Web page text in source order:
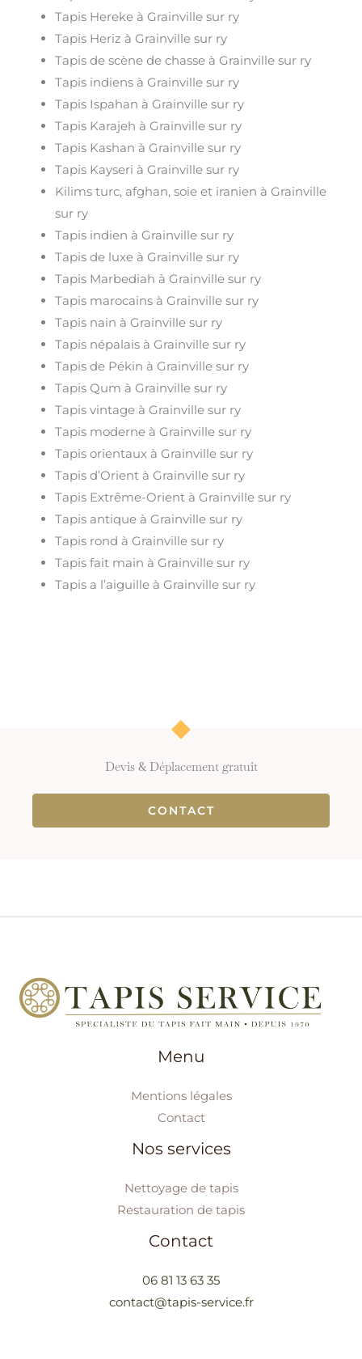
Tapis Hereke à Grainville sur ry
Tapis Heriz à Grainville sur ry
Tapis de scène de chasse à Grainville sur ry
Tapis indiens à Grainville sur ry
Tapis Ispahan à Grainville sur ry
Tapis Karajeh à Grainville sur ry
Tapis Kashan à Grainville sur ry
Tapis Kayseri à Grainville sur ry
Kilims turc, afghan, soie et iranien à Grainville
sur ry
Tapis indien à Grainville sur ry
Tapis de luxe à Grainville sur ry
Tapis Marbediah à Grainville sur ry
Tapis marocains à Grainville sur ry
Tapis nain à Grainville sur ry
Tapis népalais à Grainville sur ry
Tapis de Pékin à Grainville sur ry
Tapis Qum à Grainville sur ry
Tapis vintage à Grainville sur ry
Tapis moderne à Grainville sur ry
Tapis orientaux à Grainville sur ry
Tapis d’Orient à Grainville sur ry
Tapis Extrême-Orient à Grainville sur ry
Tapis antique à Grainville sur ry
Tapis rond à Grainville sur ry
Tapis fait main à Grainville sur ry
Tapis a l’aiguille à Grainville sur ry
Devis & Déplacement gratuit
CONTACT
Menu
Mentions légales
Contact
Nos services
Nettoyage de tapis
Restauration de tapis
Contact
06 81 13 63 35
contact@tapis-service.fr